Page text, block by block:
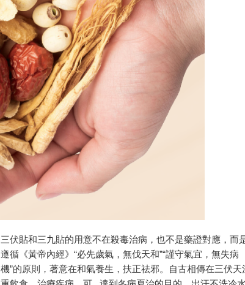
三伏貼和三九貼的用意不在殺毒治病，也不是藥證對應，而
遵循《黃帝內經》“必先歲氣，無伐天和”“謹守氣宜，無失病
機”的原則，著意在和氣養生，扶正祛邪。自古相傳在三伏天